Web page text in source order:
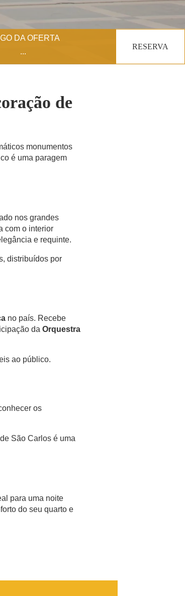
DA OFERTA
RESERVA
de
monumentos
é uma paragem
nos grandes
com o interior
e requinte.
distribuídos por
no país. Recebe
da Orquestra
ao público.
os
São Carlos é uma
para uma noite
do seu quarto e